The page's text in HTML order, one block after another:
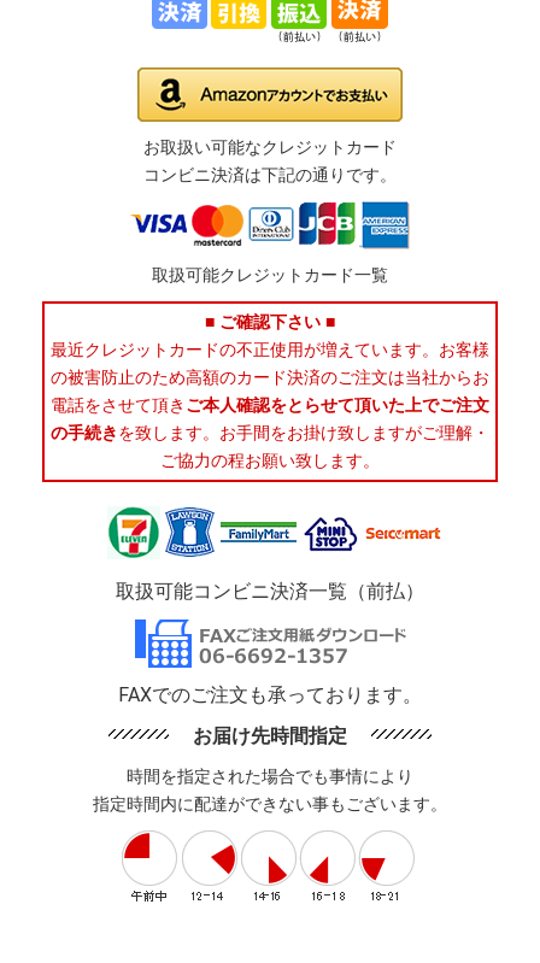
お取扱い可能なクレジットカード
コンビニ決済は下記の通りです。
取扱可能クレジットカード一覧
■ ご確認下さい ■
最近クレジットカードの不正使用が増えています。お客様
の被害防止のため高額のカード決済のご注文は当社からお
電話をさせて頂き ご本人確認をとらせて頂いた上でご注文
の手続きを致します。お手間をお掛け致しますがご理解・
ご協力の程お願い致します。
取扱可能コンビニ決済一覧（前払）
FAXでのご注文も承っております。
お届け先時間指定
時間を指定された場合でも事情により
指定時間内に配達ができない事もございます。